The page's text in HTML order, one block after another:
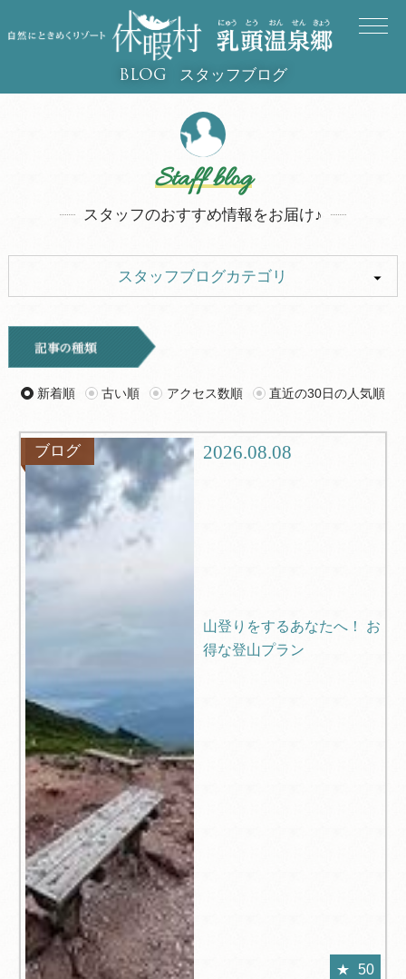
BLOG スタッフブログ
Staff blog
スタッフのおすすめ情報をお届け♪
スタッフブログカテゴリ
キャンプ
旅行記 ツアー
グルメ
ブログ
新着順 古い順 アクセス数順 直近の30日の人気順
ブログ 2026.08.08
山登りをするあなたへ！ お
得な登山プラン
50